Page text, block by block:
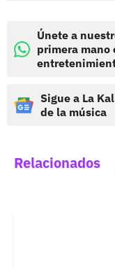
Únete a
primera mano
Sigue a La
de la música
Relacionados